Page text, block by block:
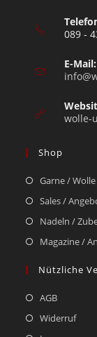
089 -
E-Mail:
wolle-
Shop
Garne / Wolle
Sales /
Nadeln /
Magazine /
Nützliche
AGB
Widerruf